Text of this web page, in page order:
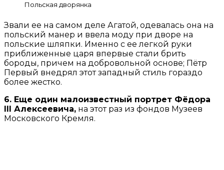
Польская дворянка
Звали ее на самом деле Агатой, одевалась она на
польский манер и ввела моду при дворе на
польские шляпки. Именно с ее легкой руки
приближенные царя впервые стали брить
бороды, причем на добровольной основе; Пётр
Первый внедрял этот западный стиль гораздо
более жестко.
6. Еще один малоизвестный портрет Фёдора
III Алексеевича, на этот раз из фондов Музеев
Московского Кремля.